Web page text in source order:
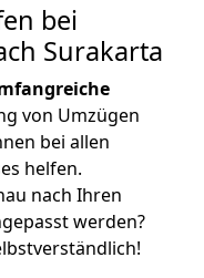
bei
Surakarta
von Umzügen
bei allen
helfen.
nach Ihren
werden?